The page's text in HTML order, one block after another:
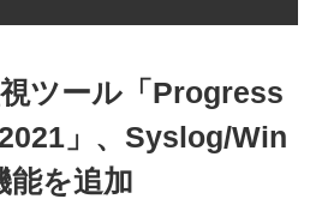
ツール「Progress
」、Syslog/Win
能を追加